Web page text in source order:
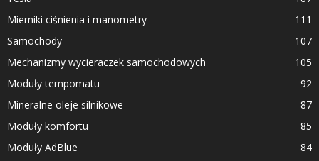
Mierniki ciśnienia i manometry
111
Samochody
107
Mechanizmy wycieraczek samochodowych
105
Moduły tempomatu
92
Mineralne oleje silnikowe
87
Moduły komfortu
85
Moduły AdBlue
84